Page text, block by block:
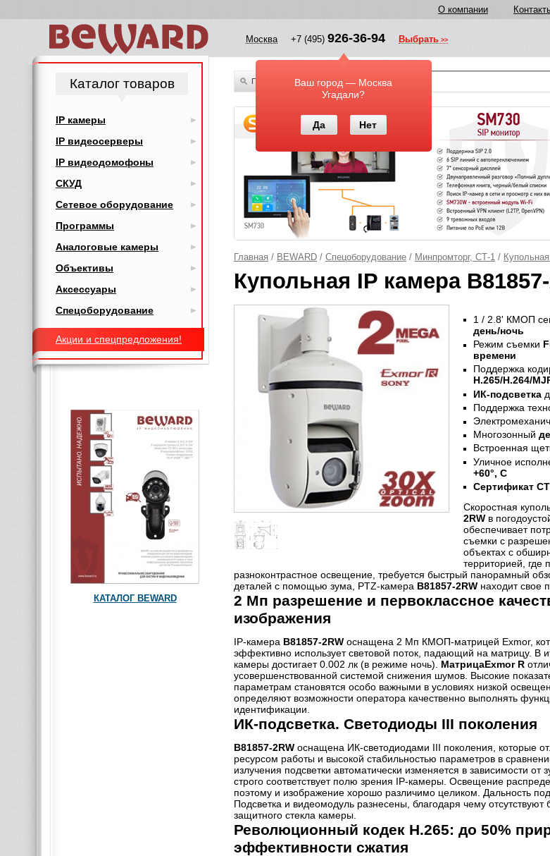
О компании
Москва +7 (495) 926-36-94
Ваш город — Москва
Угадали?
Да Нет
Выбрать
По всему каталогу
Главная / BEWARD / Спецоборудование / Минпромторг, СТ-1 /
Купольная IP камера
1 / 2.8' КМОП
день/ночь
Режим съемки
времени
Поддержка
H.265/H.264/
ИК-подсветка
Поддержка
Многозонный
Встроенная
Уличное
+60°, C
Сертификат
Скоростная
2RW в
обеспечивает
съемки с
объектах с
территорией, где
разноконтрастное освещение, требуется быстрый панорамный
деталей с помощью зума, PTZ-камера B81857-2RW находит свое
2 Мп разрешение и первоклассное
изображения
IP-камера B81857-2RW оснащена 2 Мп КМОП-матрицей Exmor,
эффективно использует световой поток, падающий на матрицу. В
камеры достигает 0.002 лк (в режиме ночь). МатрицаExmor R
усовершенствованной системой снижения шумов. Высокие
параметрам становятся особо важными в условиях низкой
определяют возможности оператора качественно выполнять
идентификации.
ИК-подсветка. Светодиоды III поколения
B81857-2RW оснащена ИК-светодиодами III поколения, которые
ресурсом работы и высокой стабильностью параметров в
излучения подсветки автоматически изменяется в зависимости от
строго соответствует полю зрения IP-камеры. Освещение
поэтому и изображение хорошо различимо целиком. Дальность
Подсветка и видеомодуль разнесены, благодаря чему отсутствуют
защитного стекла камеры.
Революционный кодек H.265: до 50%
эффективности сжатия
Каталог товаров
IP камеры
IP видеосерверы
IP видеодомофоны
СКУД
Сетевое оборудование
Программы
Аналоговые камеры
Объективы
Аксессуары
Спецоборудование
Акции и спецпредложения!
КАТАЛОГ BEWARD